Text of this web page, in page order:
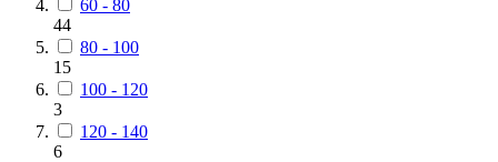
60 - 80
44
80 - 100
15
100 - 120
3
120 - 140
6